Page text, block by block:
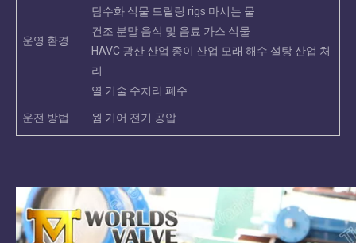
운영 환경
담수화 식물 드릴링 rigs 마시는 물
건조 분말 음식 및 음료 가스 식물
HAVC 광산 산업 종이 산업 모래 해수 설탕 산업 처
리
열 기술 수처리 폐수
운전 방법 웜 기어 전기 공압